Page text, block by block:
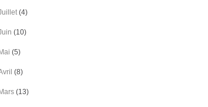
(4)
(10)
Mai (5)
(8)
Mars (13)